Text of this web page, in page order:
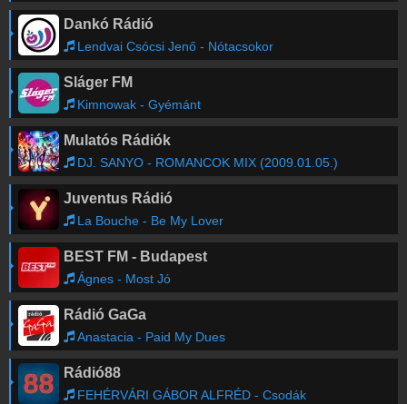
Dankó Rádió
Lendvai Csócsi Jenő - Nótacsokor
Sláger FM
Kimnowak - Gyémánt
Mulatós Rádiók
DJ. SANYO - ROMANCOK MIX (2009.01.05.)
Juventus Rádió
La Bouche - Be My Lover
BEST FM - Budapest
Ágnes - Most Jó
Rádió GaGa
Anastacia - Paid My Dues
Rádió88
FEHÉRVÁRI GÁBOR ALFRÉD - Csodák